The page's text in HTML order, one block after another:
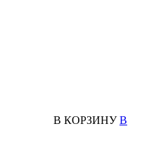
В КОРЗИНУ В